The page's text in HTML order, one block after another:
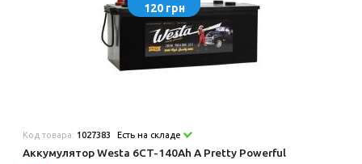
120 грн
Код товара: 1027383 Есть на складе
Аккумулятор Westa 6CT-140Ah А Pretty Powerful